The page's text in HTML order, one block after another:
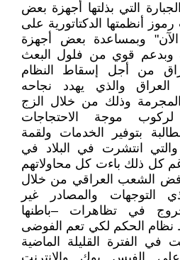
التي بذلتها أجهزة بعض
رموز أنظمتها الدكتاتورية على
وبمساعدة بعض أجهزة
وبدعم قوي من فلول البعث
من أجل إسقاط النظام
والذي يهدد نجاحه
المجرمة وذلك من خلال الزج
موجة الاحتجاجات
بتوفير الخدمات ولقمة
انتشرت في البلاد في
كل ذلك باءت كل محاولاتهم
الشعب العراقي من خلال
التوجهات والمصادر غير
في تظاهرات –باطنها
نظام الحكم لكي تعم الفوضى
الفترة القليلة الماضية